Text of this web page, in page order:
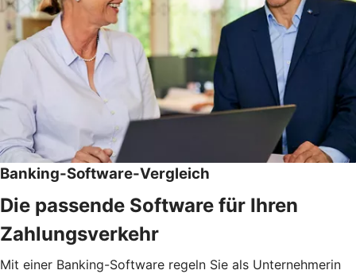
Banking-Software-Vergleich
Die passende Software für Ihren
Zahlungsverkehr
Mit einer Banking-Software regeln Sie als Unternehmerin